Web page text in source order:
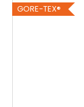
GORE-TEX®